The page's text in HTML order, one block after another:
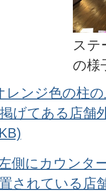
ステ
の様
レンジ色の柱
げてある店舗
側にカウンタ
されている店